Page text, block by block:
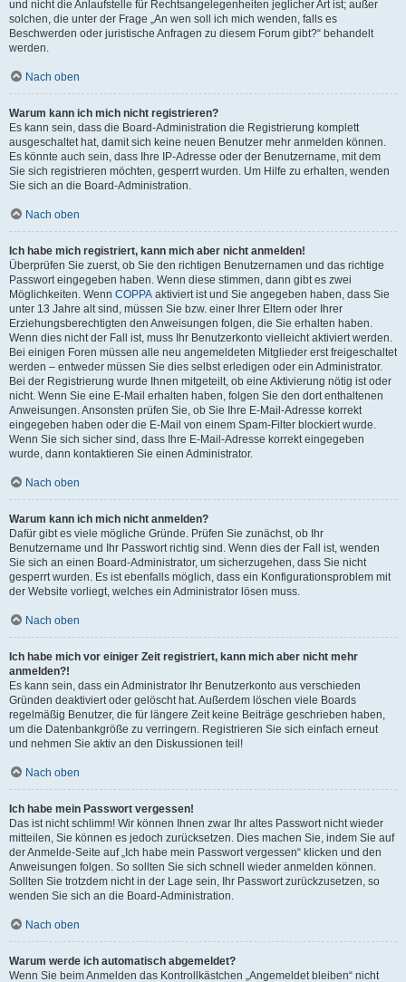
und nicht die Anlaufstelle für Rechtsangelegenheiten jeglicher Art ist; außer
solchen, die unter der Frage „An wen soll ich mich wenden, falls es
Beschwerden oder juristische Anfragen zu diesem Forum gibt?“ behandelt
werden.
Nach oben
Warum kann ich mich nicht registrieren?
Es kann sein, dass die Board-Administration die Registrierung komplett
ausgeschaltet hat, damit sich keine neuen Benutzer mehr anmelden können.
Es könnte auch sein, dass Ihre IP-Adresse oder der Benutzername, mit dem
Sie sich registrieren möchten, gesperrt wurden. Um Hilfe zu erhalten, wenden
Sie sich an die Board-Administration.
Nach oben
Ich habe mich registriert, kann mich aber nicht anmelden!
Überprüfen Sie zuerst, ob Sie den richtigen Benutzernamen und das richtige
Passwort eingegeben haben. Wenn diese stimmen, dann gibt es zwei
Möglichkeiten. Wenn COPPA aktiviert ist und Sie angegeben haben, dass Sie
unter 13 Jahre alt sind, müssen Sie bzw. einer Ihrer Eltern oder Ihrer
Erziehungsberechtigten den Anweisungen folgen, die Sie erhalten haben.
Wenn dies nicht der Fall ist, muss Ihr Benutzerkonto vielleicht aktiviert werden.
Bei einigen Foren müssen alle neu angemeldeten Mitglieder erst freigeschaltet
werden – entweder müssen Sie dies selbst erledigen oder ein Administrator.
Bei der Registrierung wurde Ihnen mitgeteilt, ob eine Aktivierung nötig ist oder
nicht. Wenn Sie eine E-Mail erhalten haben, folgen Sie den dort enthaltenen
Anweisungen. Ansonsten prüfen Sie, ob Sie Ihre E-Mail-Adresse korrekt
eingegeben haben oder die E-Mail von einem Spam-Filter blockiert wurde.
Wenn Sie sich sicher sind, dass Ihre E-Mail-Adresse korrekt eingegeben
wurde, dann kontaktieren Sie einen Administrator.
Nach oben
Warum kann ich mich nicht anmelden?
Dafür gibt es viele mögliche Gründe. Prüfen Sie zunächst, ob Ihr
Benutzername und Ihr Passwort richtig sind. Wenn dies der Fall ist, wenden
Sie sich an einen Board-Administrator, um sicherzugehen, dass Sie nicht
gesperrt wurden. Es ist ebenfalls möglich, dass ein Konfigurationsproblem mit
der Website vorliegt, welches ein Administrator lösen muss.
Nach oben
Ich habe mich vor einiger Zeit registriert, kann mich aber nicht mehr
anmelden?!
Es kann sein, dass ein Administrator Ihr Benutzerkonto aus verschieden
Gründen deaktiviert oder gelöscht hat. Außerdem löschen viele Boards
regelmäßig Benutzer, die für längere Zeit keine Beiträge geschrieben haben,
um die Datenbankgröße zu verringern. Registrieren Sie sich einfach erneut
und nehmen Sie aktiv an den Diskussionen teil!
Nach oben
Ich habe mein Passwort vergessen!
Das ist nicht schlimm! Wir können Ihnen zwar Ihr altes Passwort nicht wieder
mitteilen, Sie können es jedoch zurücksetzen. Dies machen Sie, indem Sie auf
der Anmelde-Seite auf „Ich habe mein Passwort vergessen“ klicken und den
Anweisungen folgen. So sollten Sie sich schnell wieder anmelden können.
Sollten Sie trotzdem nicht in der Lage sein, Ihr Passwort zurückzusetzen, so
wenden Sie sich an die Board-Administration.
Nach oben
Warum werde ich automatisch abgemeldet?
Wenn Sie beim Anmelden das Kontrollkästchen „Angemeldet bleiben“ nicht